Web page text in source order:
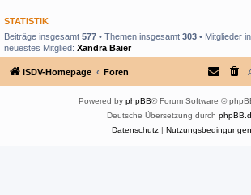
STATISTIK
Beiträge insgesamt 577 • Themen insgesamt 303 • Mitglieder
neuestes Mitglied: Xandra Baier
ISDV-Homepage Foren
Powered by phpBB® Forum Software ©
Deutsche Übersetzung durch
Datenschutz| Nutzungsbedingungen